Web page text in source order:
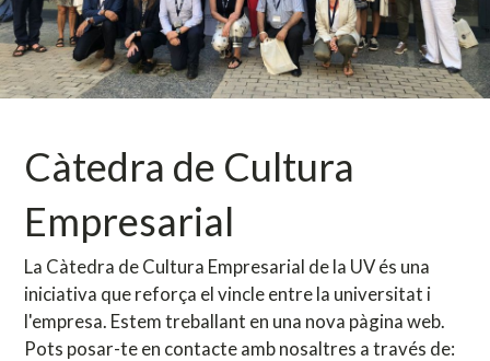
Càtedra de Cultura
Empresarial
La Càtedra de Cultura Empresarial de la UV és una
iniciativa que reforça el vincle entre la universitat i
l'empresa. Estem treballant en una nova pàgina web.
Pots posar-te en contacte amb nosaltres a través de: